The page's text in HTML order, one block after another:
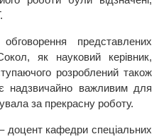
представлених
як науковий керівник,
розроблений також
надзвичайно важливим для
за прекрасну роботу.
доцент кафедри спеціальних